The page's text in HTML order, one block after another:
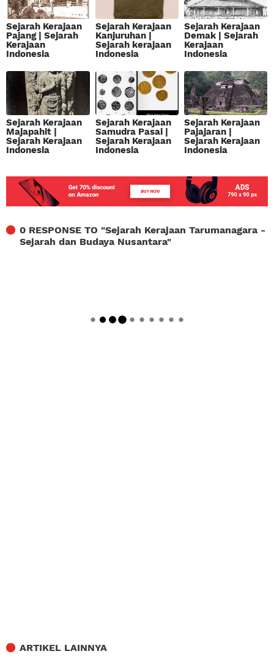
Sejarah Kerajaan
Pajang | Sejarah
Kerajaan
Indonesia
Sejarah Kerajaan
Kanjuruhan |
Sejarah kerajaan
Indonesia
Sejarah Kerajaan
Demak | Sejarah
Kerajaan
Indonesia
Sejarah Kerajaan
Majapahit |
Sejarah Kerajaan
Indonesia
Sejarah Kerajaan
Samudra Pasai |
Sejarah Kerajaan
Indonesia
Sejarah Kerajaan
Pajajaran |
Sejarah Kerajaan
Indonesia
0 RESPONSE TO "Sejarah Kerajaan Tarumanagara -
Sejarah dan Budaya Nusantara"
ARTIKEL LAINNYA